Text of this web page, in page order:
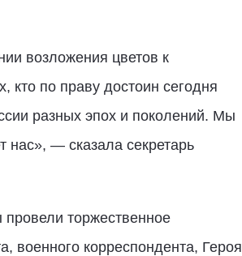
возложения цветов к
кто по праву достоин сегодня
разных эпох и поколений. Мы
нас», — сказала секретарь
торжественное
военного корреспондента, Героя